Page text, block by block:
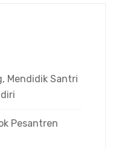
Mendidik Santri
Pesantren